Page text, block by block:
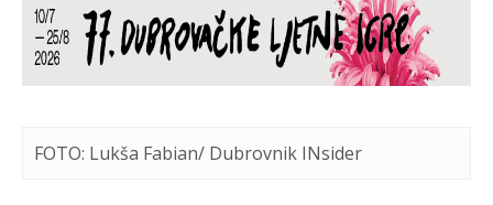
FOTO: Lukša Fabian/ Dubrovnik INsider